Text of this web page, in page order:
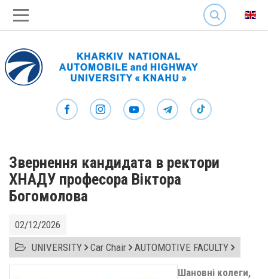
SEARCH
Звернення кандидата в ректори
ХНАДУ професора Віктора
Богомолова
02/12/2026
UNIVERSITY Car Chair AUTOMOTIVE FACULTY
Шановні колеги,